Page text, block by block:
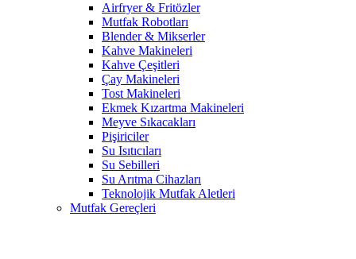
Airfryer & Fritözler
Mutfak Robotları
Blender & Mikserler
Kahve Makineleri
Kahve Çeşitleri
Çay Makineleri
Tost Makineleri
Ekmek Kızartma Makineleri
Meyve Sıkacakları
Pişiriciler
Su Isıtıcıları
Su Sebilleri
Su Arıtma Cihazları
Teknolojik Mutfak Aletleri
Mutfak Gereçleri